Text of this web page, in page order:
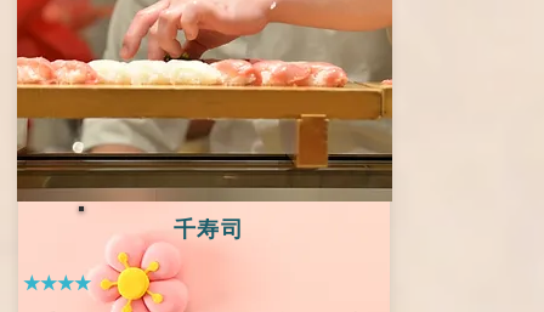
千寿司
★★★★